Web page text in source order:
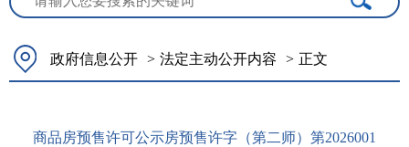
政府信息公开 > 法定主动公开内容 > 正文
商品房预售许可公示房预售许字（第二师）第2026001